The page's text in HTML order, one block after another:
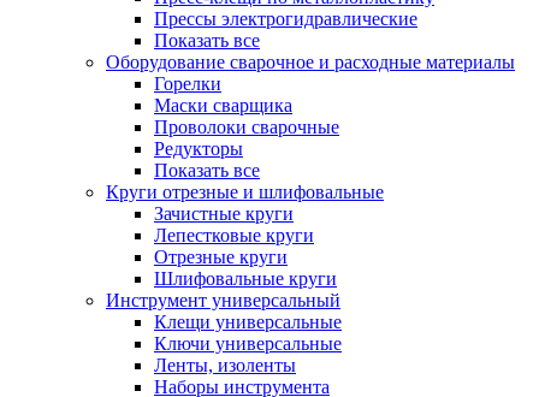
Прессы электрогидравлические
Показать все
Оборудование сварочное и расходные материалы
Горелки
Маски сварщика
Проволоки сварочные
Редукторы
Показать все
Круги отрезные и шлифовальные
Зачистные круги
Лепестковые круги
Отрезные круги
Шлифовальные круги
Инструмент универсальный
Клещи универсальные
Ключи универсальные
Ленты, изоленты
Наборы инструмента